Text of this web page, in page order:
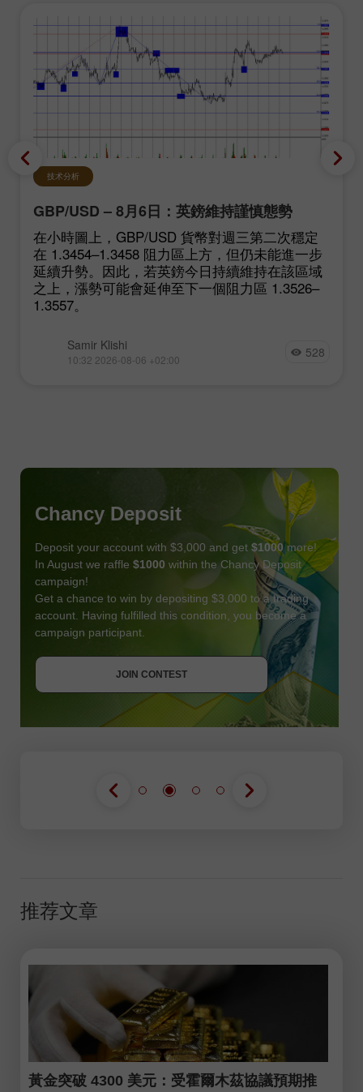
技术分析
GBP/USD – 8月6日：英鎊維持謹慎態勢
在小時圖上，GBP/USD 貨幣對週三第二次穩定
在 1.3454–1.3458 阻力區上方，但仍未能進一步
延續升勢。因此，若英鎊今日持續維持在該區域
之上，漲勢可能會延伸至下一個阻力區 1.3526–
1.3557。
Samir Klishi
10:32 2026-08-06 +02:00 528
Chancy Deposit
Deposit your account with $3,000 and get $1000 more!
In August we raffle $1000 within the Chancy Deposit
campaign!
Get a chance to win by depositing $3,000 to a trading
account. Having fulfilled this condition, you become a
campaign participant.
JOIN CONTEST
JOIN CONTEST
GET BONUS
推荐文章
黃金突破 4300 美元：受霍爾木茲協議預期推